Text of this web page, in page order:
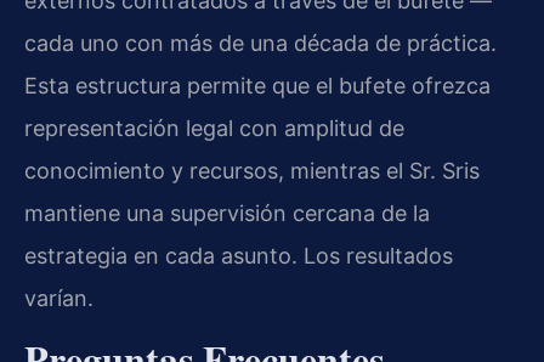
cada uno con más de una década de práctica.
Esta estructura permite que el bufete ofrezca
representación legal con amplitud de
conocimiento y recursos, mientras el Sr. Sris
mantiene una supervisión cercana de la
estrategia en cada asunto. Los resultados
varían.